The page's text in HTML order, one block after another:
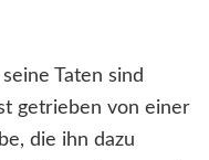
Taten sind
getrieben von einer
die ihn dazu